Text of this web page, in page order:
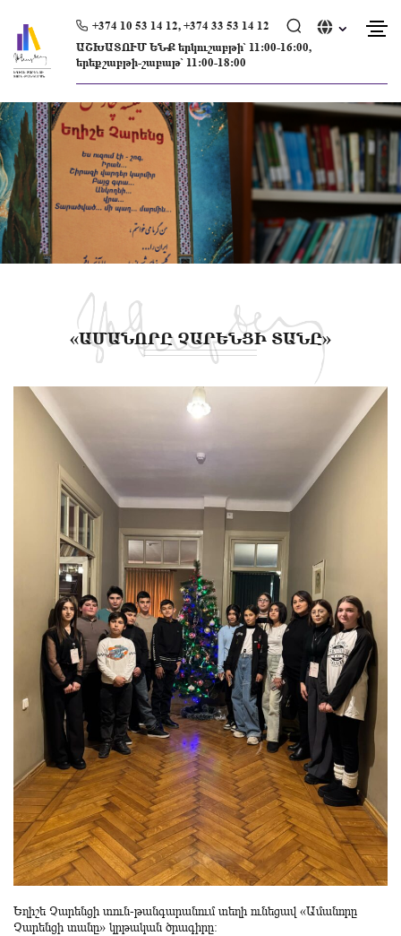
content
+374 10 53 14 12, +374 33 53 14 12
ԱՇԽԱՏՈՒՄ ԵՆՔ երկուշաբթի՝ 11։00-16։00,
երեքշաբթի-շաբաթ՝ 11։00-18։00
«ԱՄԱՆՈՐԸ ՉԱՐԵՆՑԻ ՏԱՆԸ»
Եղիշե Չարենցի տուն-թանգարանում տեղի ունեցավ «Ամանորը
Չարենցի տանը» կրթական ծրագիրը: